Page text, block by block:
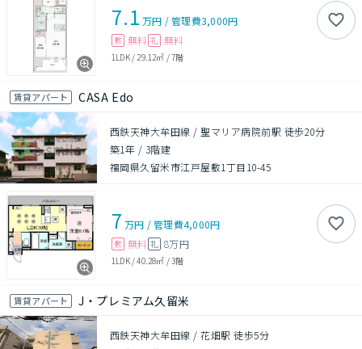
7.1 万円 /管理費3,000円
敷 無料 礼 無料
1LDK/ 29.12㎡ /7階
賃貸アパート CASA Edo
西鉄天神大牟田線 / 聖マリア病院前駅 徒歩20分
築1年 / 3階建
福岡県久留米市江戸屋敷1丁目10-45
7 万円 /管理費4,000円
敷 無料 礼 8万円
1LDK/40.28㎡ /3階
賃貸アパート J・プレミアム久留米
西鉄天神大牟田線 / 花畑駅 徒歩5分